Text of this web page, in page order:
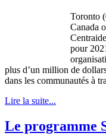
Toronto
Canada
pour
plus d’un million de
dans les communautés à
Lire la suite...
Le programme